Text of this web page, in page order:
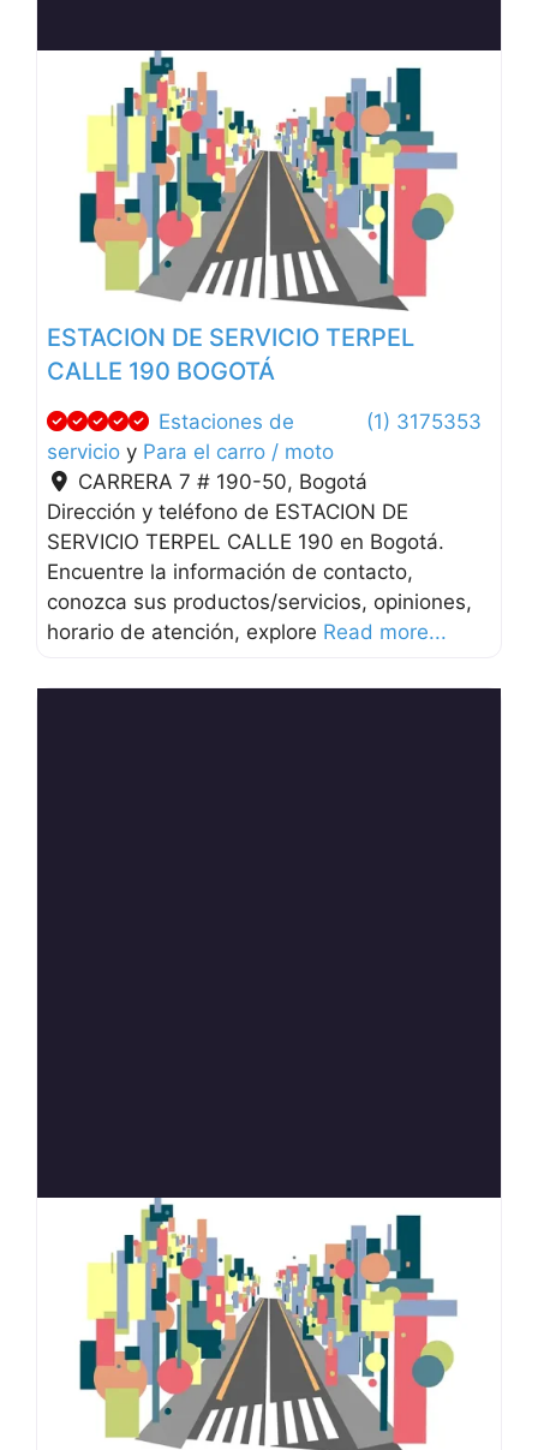
Anterior
ESTACION DE SERVICIO TERPEL
CALLE 190 BOGOTÁ
(1) 3175353
Estaciones de
servicio y Para el carro / moto
CARRERA 7 # 190-50, Bogotá
Dirección y teléfono de ESTACION DE
SERVICIO TERPEL CALLE 190 en Bogotá.
Encuentre la información de contacto,
conozca sus productos/servicios, opiniones,
horario de atención, explore Read more...
Anterior